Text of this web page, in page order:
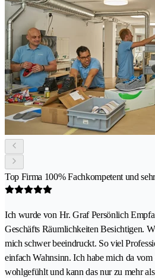
Top Firma 100% Fachkompetent und
Ich wurde von Hr. Graf Persönlich
Geschäfts Räumlichkeiten Besichtigen.
mich schwer beeindruckt. So viel
einfach Wahnsinn. Ich habe mich da
wohlgefühlt und kann das nur zu mehr